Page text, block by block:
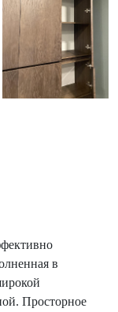
в
Просторное